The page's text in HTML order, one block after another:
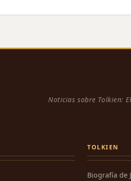
Noticias sobre Tolkien:
TOLKIEN
Biografía de